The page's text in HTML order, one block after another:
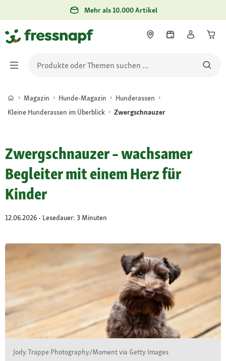
Mehr als 10.000 Artikel
Magazin Hunde-Magazin
Hunderassen
Kleine Hunderassen im Überblick
Zwergschnauzer
Zwergschnauzer – wachsamer
Begleiter mit einem Herz für
Kinder
12.06.2026 - Lesedauer: 3 Minuten
Jody Trappe Photography/Moment via Getty Images